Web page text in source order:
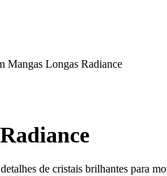
Mangas Longas Radiance
de cristais brilhantes para